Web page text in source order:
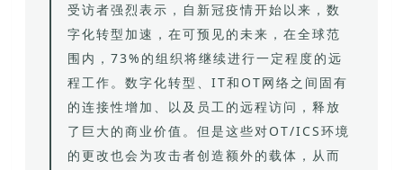
受访者强烈表示，自新冠疫情开始以来，数
字化转型加速，在可预见的未来，在全球范
围内，73%的组织将继续进行一定程度的远
程工作。数字化转型、IT和OT网络之间固有
的连接性增加、以及员工的远程访问，释放
了巨大的商业价值。但是这些对OT/ICS环境
的更改也会为攻击者创造额外的载体，从而